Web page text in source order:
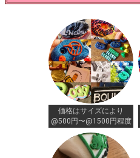
価格はサイズにより
@500円〜@1500円程度